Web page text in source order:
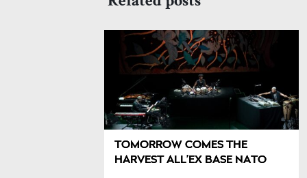
TOMORROW COMES THE
HARVEST ALL’EX BASE NATO